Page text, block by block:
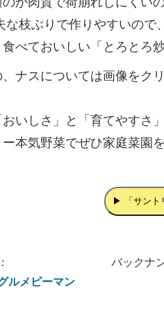
な枝ぶりで作りやすいので
べておいしい「とろとろ
ナスについては画像をク
いしさ」と「育てやすさ
本気野菜でぜひ家庭菜園
▶ 「サント
ルメピーマン
バックナ